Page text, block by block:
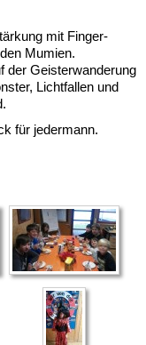
mit Finger-
Mumien.
der Geisterwanderung
Lichtfallen und
für jedermann.